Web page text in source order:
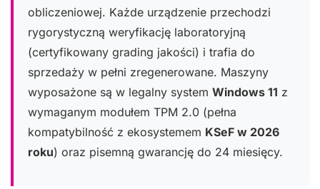
obliczeniowej. Każde urządzenie przechodzi
rygorystyczną weryfikację laboratoryjną
(certyfikowany grading jakości) i trafia do
sprzedaży w pełni zregenerowane. Maszyny
wyposażone są w legalny system Windows 11 z
wymaganym modułem TPM 2.0 (pełna
kompatybilność z ekosystemem KSeF w 2026
roku) oraz pisemną gwarancję do 24 miesięcy.